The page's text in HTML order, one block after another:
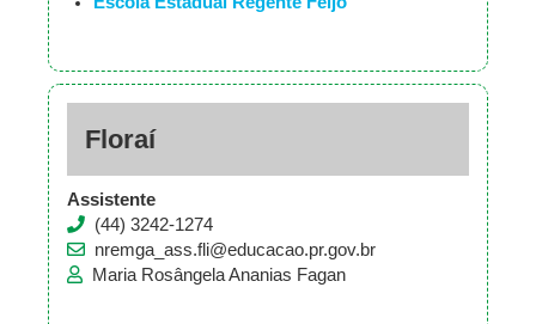
Floraí
Assistente
(44) 3242-1274
nremga_ass.fli@educacao.pr.gov.br
Maria Rosângela Ananias Fagan